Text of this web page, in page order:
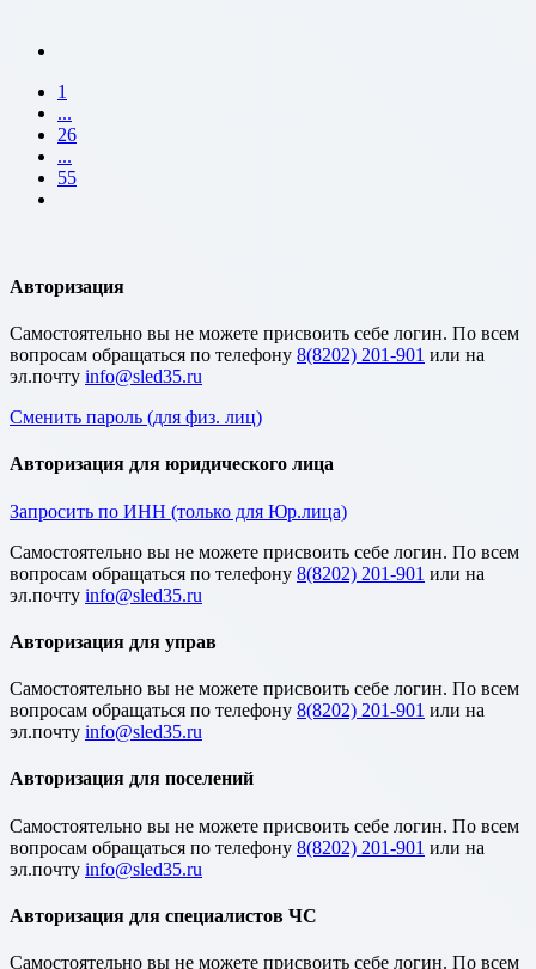
1
...
26
...
55
Авторизация
Cамостоятельно вы не можете присвоить себе логин. По всем
вопросам обращаться по телефону 8(8202) 201-901 или на
эл.почту
Сменить пароль (для физ. лиц)
Авторизация для юридического лица
Запросить по ИНН (только для Юр.лица)
Cамостоятельно вы не можете присвоить себе логин. По всем
вопросам обращаться по телефону 8(8202) 201-901 или на
эл.почту
Авторизация для управ
Cамостоятельно вы не можете присвоить себе логин. По всем
вопросам обращаться по телефону 8(8202) 201-901 или на
эл.почту
Авторизация для поселений
Cамостоятельно вы не можете присвоить себе логин. По всем
вопросам обращаться по телефону 8(8202) 201-901 или на
эл.почту
Авторизация для специалистов ЧС
Cамостоятельно вы не можете присвоить себе логин. По всем